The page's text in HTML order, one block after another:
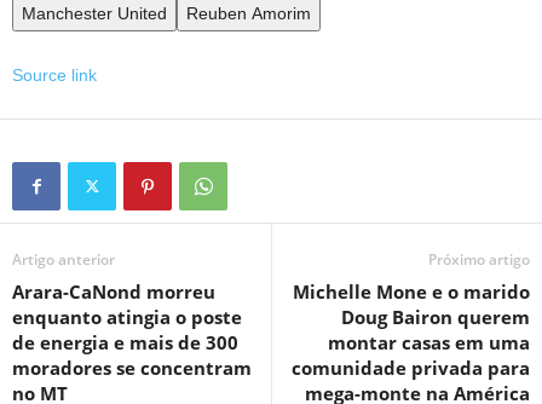
Manchester United Reuben Amorim
Source link
Artigo anterior
Arara-CaNond morreu
enquanto atingia o poste
de energia e mais de 300
moradores se concentram
no MT
Próximo artigo
Michelle Mone e o marido
Doug Bairon querem
montar casas em uma
comunidade privada para
mega-monte na América